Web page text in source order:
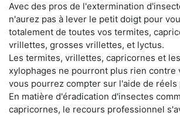
Avec des pros de l'extermination
n'aurez pas à lever le petit doigt pour
totalement de toutes vos termites,
vrillettes, grosses vrillettes, et lyctus.
Les termites, vrillettes, capricornes et
xylophages ne pourront plus rien contre
vous pourrez compter sur l'aide de
En matière d'éradication d'insectes
capricornes, le recours professionnel